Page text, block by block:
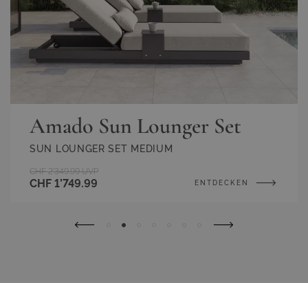
Amado Sun Lounger Set
SUN LOUNGER SET MEDIUM
CHF 1’749.99
CHF 2’349.99 UVP
ENTDECKEN